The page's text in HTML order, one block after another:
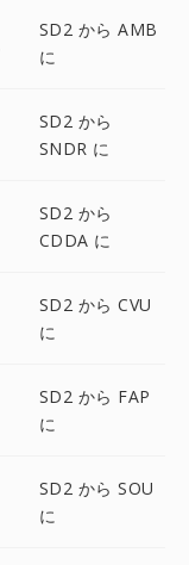
SD2 から AMB
に
SD2 から
SNDR に
SD2 から
CDDA に
SD2 から CVU
に
SD2 から FAP
に
SD2 から SOU
に